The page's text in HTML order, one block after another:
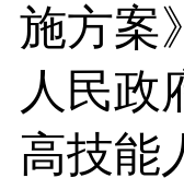
施方案
人民政
高技能